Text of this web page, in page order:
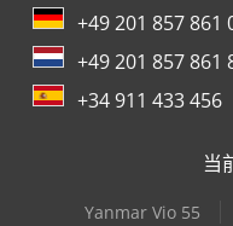
+49 201 857 861
+49 201 857 861
+34 911 433 456
当
Yanmar Vio 55